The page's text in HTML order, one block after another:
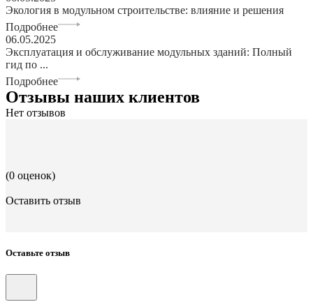
Экология в модульном строительстве: влияние и решения
Подробнее
06.05.2025
Эксплуатация и обслуживание модульных зданий: Полный
гид по ...
Подробнее
Отзывы наших клиентов
Нет отзывов
(0 оценок)
Оставить отзыв
Оставьте отзыв